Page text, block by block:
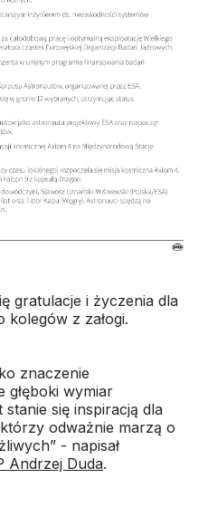
gratulacje i życzenia dla
kolegów z załogi.
znaczenie
głęboki wymiar
się inspiracją dla
odważnie marzą o
- napisał
Andrzej Duda.